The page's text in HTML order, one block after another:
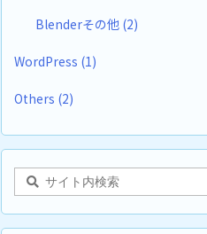
Blenderその他 (2)
WordPress (1)
Others (2)